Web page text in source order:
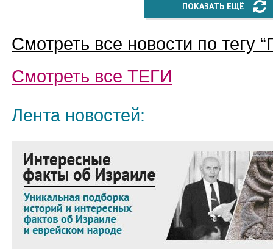
ПОКАЗАТЬ ЕЩЁ
Смотреть все новости по тегу “
Смотреть все ТЕГИ
Лента новостей: